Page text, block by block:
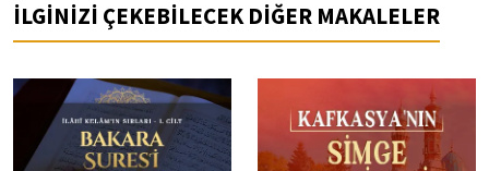
İLGİNİZİ ÇEKEBİLECEK DİĞER MAKALELER